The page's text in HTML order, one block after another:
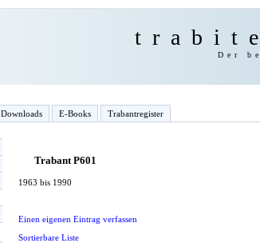
Der
Downloads E-Books Trabantregister
Trabant P601
1963 bis 1990
Einen eigenen Eintrag verfassen
Sortierbare Liste